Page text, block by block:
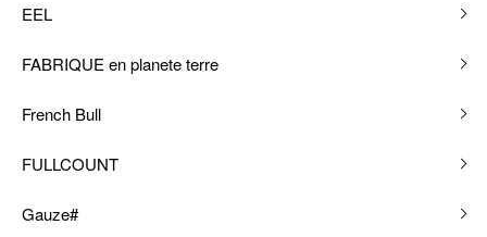
EEL
FABRIQUE en planete terre
French Bull
FULLCOUNT
Gauze#